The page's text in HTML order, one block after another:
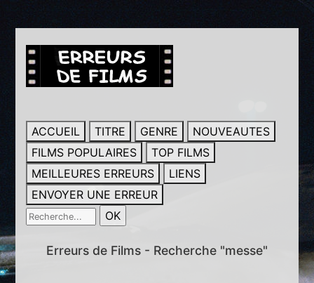
ACCUEIL TITRE GENRE
NOUVEAUTES
FILMS POPULAIRES
TOP FILMS
MEILLEURES ERREURS
LIENS
ENVOYER UNE ERREUR
Erreurs de Films - Recherche "messe"